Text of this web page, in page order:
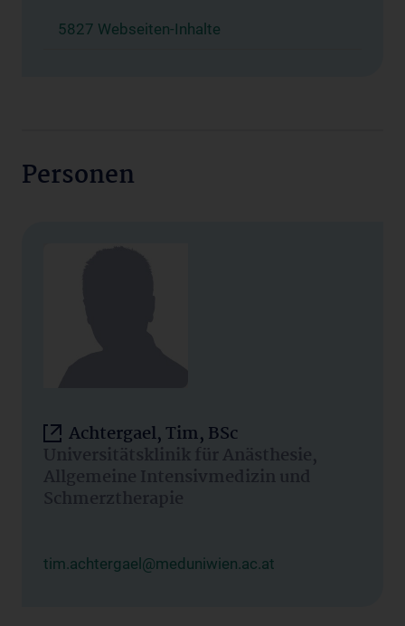
5827 Webseiten-Inhalte
Personen
Achtergael, Tim, BSc
Universitätsklinik für Anästhesie,
Allgemeine Intensivmedizin und
Schmerztherapie
tim.achtergael@meduniwien.ac.at